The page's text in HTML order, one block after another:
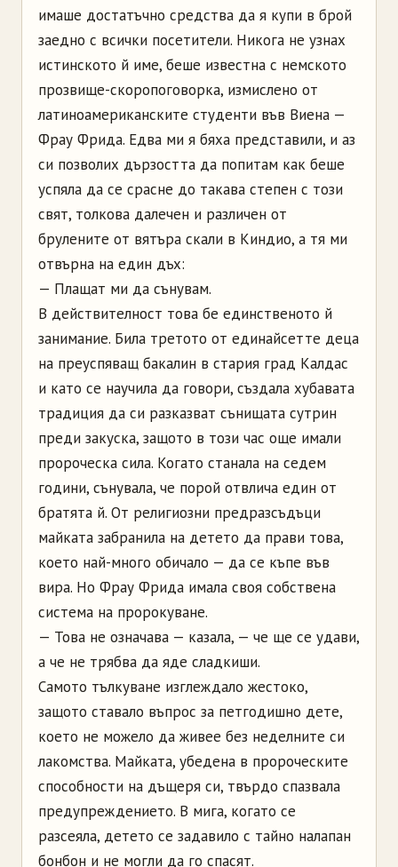
имаше достатъчно средства да я купи в брой
заедно с всички посетители. Никога не узнах
истинското й име, беше известна с немското
прозвище-скоропоговорка, измислено от
латиноамериканските студенти във Виена —
Фрау Фрида. Едва ми я бяха представили, и аз
си позволих дързостта да попитам как беше
успяла да се срасне до такава степен с този
свят, толкова далечен и различен от
брулените от вятъра скали в Киндио, а тя ми
отвърна на един дъх:
— Плащат ми да сънувам.
В действителност това бе единственото й
занимание. Била третото от единайсетте деца
на преуспяващ бакалин в стария град Калдас
и като се научила да говори, създала хубавата
традиция да си разказват сънищата сутрин
преди закуска, защото в този час още имали
пророческа сила. Когато станала на седем
години, сънувала, че порой отвлича един от
братята й. От религиозни предразсъдъци
майката забранила на детето да прави това,
което най-много обичало — да се къпе във
вира. Но Фрау Фрида имала своя собствена
система на пророкуване.
— Това не означава — казала, — че ще се удави,
а че не трябва да яде сладкиши.
Самото тълкуване изглеждало жестоко,
защото ставало въпрос за петгодишно дете,
което не можело да живее без неделните си
лакомства. Майката, убедена в пророческите
способности на дъщеря си, твърдо спазвала
предупреждението. В мига, когато се
разсеяла, детето се задавило с тайно налапан
бонбон и не могли да го спасят.